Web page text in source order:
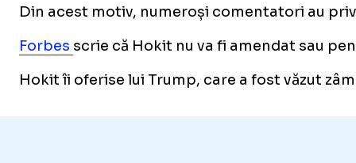
Din acest motiv, numeroși comentatori au
Forbes scrie că Hokit nu va fi amendat sau
Hokit îi oferise lui Trump, care a fost văzut